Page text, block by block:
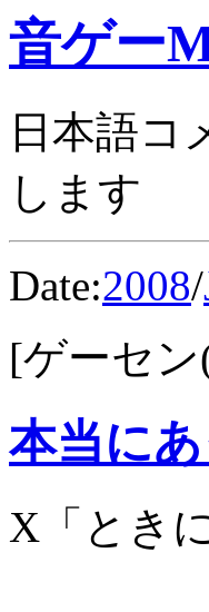
音ゲー
日本語コ
します
Date:2008/
[ゲーセン
本当に
X「とき